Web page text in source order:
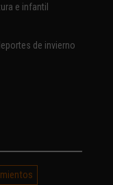
e infantil
de invierno